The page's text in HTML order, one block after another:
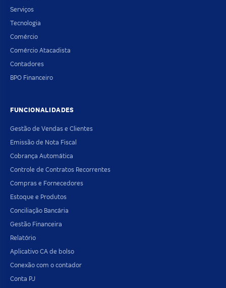
Serviços
Tecnologia
Comércio
Comércio Atacadista
Contadores
BPO Financeiro
FUNCIONALIDADES
Gestão de Vendas e Clientes
Emissão de Nota Fiscal
Cobrança Automática
Controle de Contratos Recorrentes
Compras e Fornecedores
Estoque e Produtos
Conciliação Bancária
Gestão Financeira
Relatório
Aplicativo CA de bolso
Conexão com o contador
Conta PJ